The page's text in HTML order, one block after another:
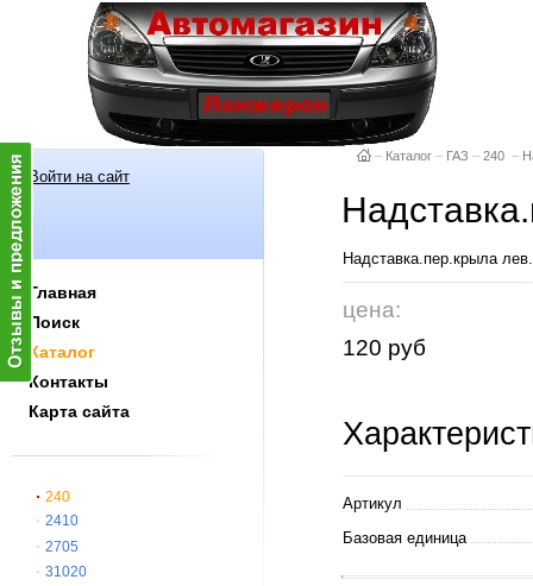
Войти на сайт
Главная
Поиск
Каталог
Контакты
Карта сайта
240
2410
2705
31020
– Каталог – ГАЗ – 240 –
Надставка.пер.крыла
цена:
120 руб
Артикул
Базовая единица